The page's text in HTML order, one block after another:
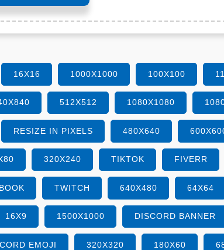
16X16 1000X1000 100X100
512X512 1080X1080
RESIZE IN PIXELS 480X640
320X240 TIKTOK FIVERR
TWITCH 640X480 64X64
16X9 1500X1000 DISCORD BANNER
EMOJI 320X320 180X60